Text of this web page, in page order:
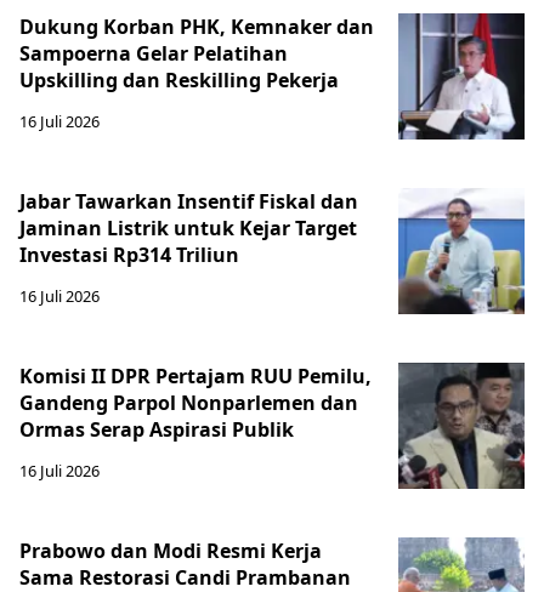
Dukung Korban PHK, Kemnaker dan
Sampoerna Gelar Pelatihan
Upskilling dan Reskilling Pekerja
16 Juli 2026
Jabar Tawarkan Insentif Fiskal dan
Jaminan Listrik untuk Kejar Target
Investasi Rp314 Triliun
16 Juli 2026
Komisi II DPR Pertajam RUU Pemilu,
Gandeng Parpol Nonparlemen dan
Ormas Serap Aspirasi Publik
16 Juli 2026
Prabowo dan Modi Resmi Kerja
Sama Restorasi Candi Prambanan